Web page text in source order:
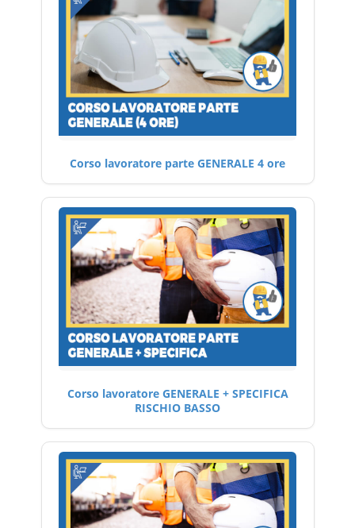
Corso lavoratore parte GENERALE 4 ore
Corso lavoratore GENERALE + SPECIFICA
RISCHIO BASSO